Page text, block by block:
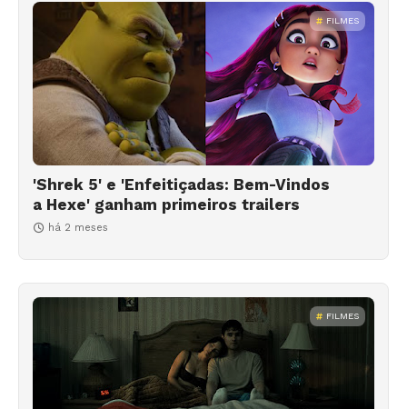
FILMES
'Shrek 5' e 'Enfeitiçadas: Bem-Vindos
a Hexe' ganham primeiros trailers
há 2 meses
FILMES